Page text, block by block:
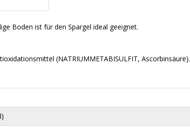
Boden ist für den Spargel ideal geeignet.
(NATRIUMMETABISULFIT, Ascorbinsäure).